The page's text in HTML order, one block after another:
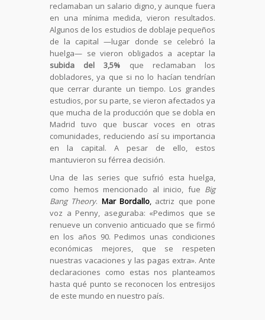
reclamaban un salario digno, y aunque fuera
en una mínima medida, vieron resultados.
Algunos de los estudios de doblaje pequeños
de la capital —lugar donde se celebró la
huelga— se vieron obligados a aceptar la
subida del 3,5% que reclamaban los
dobladores, ya que si no lo hacían tendrían
que cerrar durante un tiempo. Los grandes
estudios, por su parte, se vieron afectados ya
que mucha de la producción que se dobla en
Madrid tuvo que buscar voces en otras
comunidades, reduciendo así su importancia
en la capital. A pesar de ello, estos
mantuvieron su férrea decisión.
Una de las series que sufrió esta huelga,
como hemos mencionado al inicio, fue Big
Bang Theory. Mar Bordallo, actriz que pone
voz a Penny, aseguraba: «Pedimos que se
renueve un convenio anticuado que se firmó
en los años 90. Pedimos unas condiciones
económicas mejores, que se respeten
nuestras vacaciones y las pagas extra». Ante
declaraciones como estas nos planteamos
hasta qué punto se reconocen los entresijos
de este mundo en nuestro país.